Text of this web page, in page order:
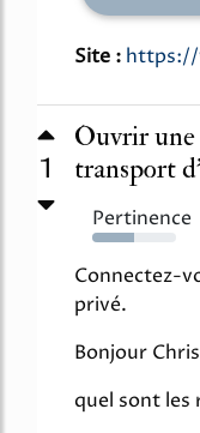
Site : https://
1
Ouvrir
transport
Pertinence
50%
Connectez-
privé.
Bonjour
quel sont les